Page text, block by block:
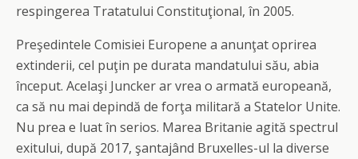
respingerea Tratatului Constituţional, în 2005.
Preşedintele Comisiei Europene a anunţat oprirea
extinderii, cel puţin pe durata mandatului său, abia
început. Acelaşi Juncker ar vrea o armată europeană,
ca să nu mai depindă de forţa militară a Statelor Unite.
Nu prea e luat în serios. Marea Britanie agită spectrul
exitului, după 2017, şantajând Bruxelles-ul la diverse